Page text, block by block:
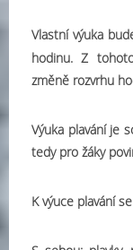
Vlastní výuka
hodinu. Z
změně rozvrhu
Výuka plavání je
tedy pro žáky
K výuce plavání